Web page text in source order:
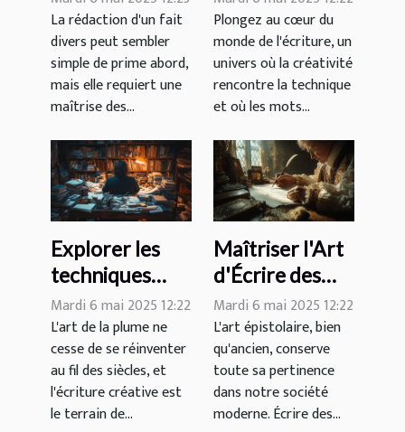
un fait divers :
exemples à
l'appui
La rédaction d'un fait
divers peut sembler
simple de prime abord,
mais elle requiert une
maîtrise des...
techniques,
inspirations et
tendances
actuelles
Plongez au cœur du
monde de l'écriture, un
univers où la créativité
rencontre la technique
et où les mots...
Explorer les
techniques
d'écriture
créative pour
enrichir son
style littéraire
Mardi 6 mai 2025 12:22
L'art de la plume ne
cesse de se réinventer
au fil des siècles, et
l'écriture créative est
le terrain de...
Maîtriser l'Art
d'Écrire des
Lettres avec
Aisance et
Style
Mardi 6 mai 2025 12:22
L'art épistolaire, bien
qu'ancien, conserve
toute sa pertinence
dans notre société
moderne. Écrire des...